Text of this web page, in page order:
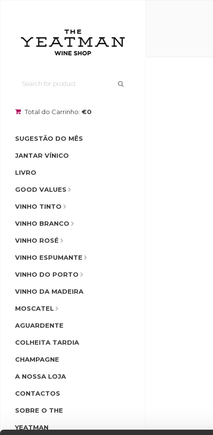
Total do Carrinho: €0
SUGESTÃO DO MÊS
JANTAR VÍNICO
LIVRO
GOOD VALUES
VINHO TINTO
VINHO BRANCO
VINHO ROSÉ
VINHO ESPUMANTE
VINHO DO PORTO
VINHO DA MADEIRA
MOSCATEL
AGUARDENTE
COLHEITA TARDIA
CHAMPAGNE
A NOSSA LOJA
CONTACTOS
SOBRE O THE
YEATMAN